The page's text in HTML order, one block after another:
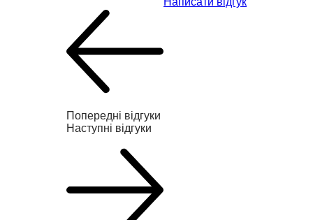
Попередні відгуки
Наступні відгуки